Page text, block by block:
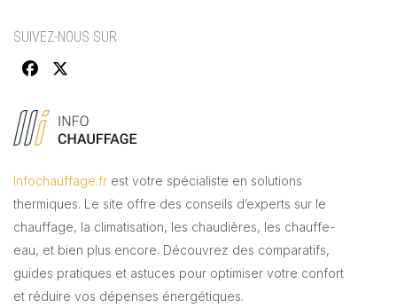
Infochauffage.fr est votre spécialiste en solutions
thermiques. Le site offre des conseils d’experts sur le
chauffage, la climatisation, les chaudières, les chauffe-
eau, et bien plus encore. Découvrez des comparatifs,
guides pratiques et astuces pour optimiser votre confort
et réduire vos dépenses énergétiques.
SUIVEZ-NOUS SUR